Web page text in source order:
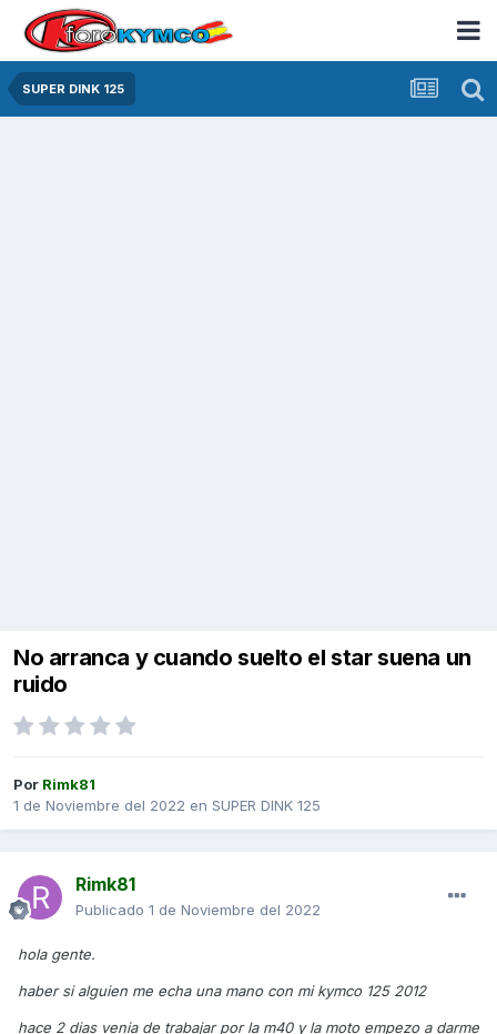
SUPER DINK 125
No arranca y cuando suelto el star suena un
ruido
Por Rimk81
1 de Noviembre del 2022 en SUPER DINK 125
Rimk81
Publicado 1 de Noviembre del 2022
hola gente.
haber si alguien me echa una mano con mi kymco 125 2012
hace 2 dias venia de trabajar por la m40 y la moto empezo a darme